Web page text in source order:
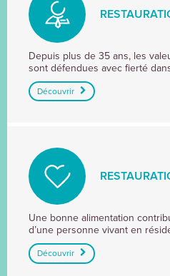
RESTAURATION
D'ENTREPRISE
Depuis plus de 35 ans, les
sont défendues avec fierté
Découvrir
RESTAURATION
MÉDICO-
SOCIALE
Une bonne alimentation
d’une personne vivant en
Découvrir